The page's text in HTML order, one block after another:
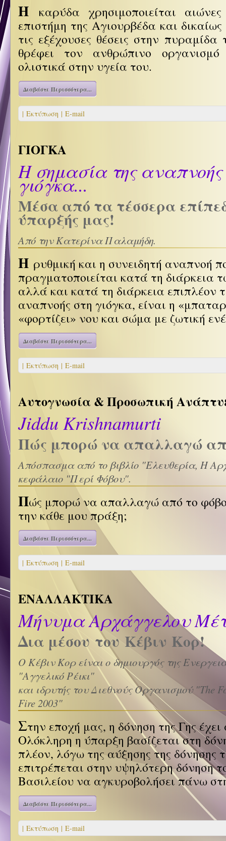
Η
καρύδα χρησιμοποιείται
επιστήμη της Αγιουρβέδα και
τις εξέχουσες θέσεις στην
θρέφει τον ανθρώπινο
ολιστικά στην υγεία του.
Διαβάστε Περισσότερα...
| Εκτύπωση | E-mail
ΓΙΟΓΚΑ
H σημασία της αναπνοής
γιόγκα...
Μέσα από τα τέσσερα
ύπαρξής μας!
Από την Κατερίνα Παλαμήδη.
Η ρυθμική και η συνειδητή αναπνοή
πραγματοποιείται κατά τη διάρκεια
αλλά και κατά τη διάρκεια επιπλέον
αναπνοής στη γιόγκα, είναι η
«φορτίζει» νου και σώμα με ζωτική
Διαβάστε Περισσότερα...
| Εκτύπωση | E-mail
Αυτογνωσία & Προσωπική
Jiddu Krishnamurti
Πώς μπορώ να απαλλαγώ
Απόσπασμα από το βιβλίο "Ελευθερία, Η
κεφάλαιο "Περί Φόβου".
Πώς μπορώ να απαλλαγώ από το φόβο
την κάθε μου πράξη;
Διαβάστε Περισσότερα...
| Εκτύπωση | E-mail
ΕΝΑΛΛΑΚΤΙΚΑ
Μήνυμα Αρχάγγελου
Δια μέσου του Κέβιν Κoρ!
Ο Κέβιν Κορ είναι ο δημιουργός της
"Αγγελικό Ρέικι"
και ιδρυτής του Διεθνούς Οργανισμού "The
Fire 2003"
Στην εποχή μας, η δόνηση της Γης
Ολόκληρη η ύπαρξη βασίζεται στη
πλέον, λόγω της αύξησης της δόνησης
επιτρέπεται στην υψηλότερη δόνηση
Βασιλείου να αγκυροβολήσει πάνω
Διαβάστε Περισσότερα...
| Εκτύπωση | E-mail